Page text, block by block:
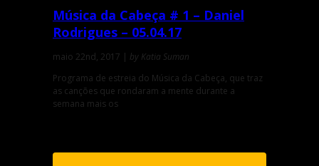
Música da Cabeça # 1 – Daniel
Rodrigues – 05.04.17
maio 22nd, 2017 | by Katia Suman
Programa de estreia do Música da Cabeça, que traz
as canções que rondaram a mente durante a
semana mais os